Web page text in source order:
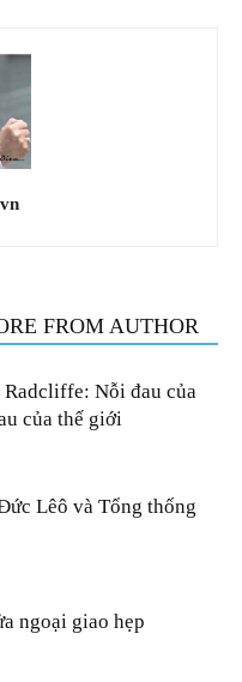
FROM AUTHOR
Nỗi đau của
của thế giới
Lêô và Tổng thống
ngoại giao hẹp